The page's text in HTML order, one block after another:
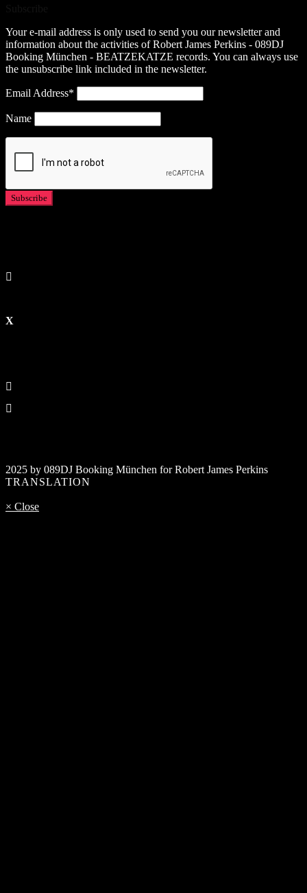
Your e-mail address is only used to send you our newsletter and
information about the activities of Robert James Perkins - 089DJ
Booking München - BEATZEKATZE records. You can always use
the unsubscribe link included in the newsletter.
Email Address*
Name
2025 by 089DJ Booking München for Robert James Perkins
TRANSLATION
× Close